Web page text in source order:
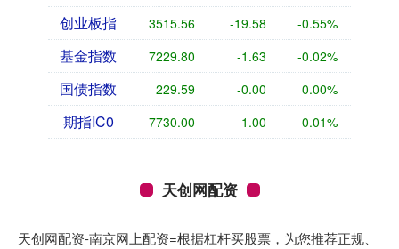
创业板指
3515.56 -19.58 -0.55%
基金指数 7229.80 -1.63 -0.02%
国债指数 229.59 -0.00 0.00%
期指IC0 7730.00 -1.00 -0.01%
天创网配资
天创网配资-南京网上配资=根据杠杆买股票，为您推荐正规、